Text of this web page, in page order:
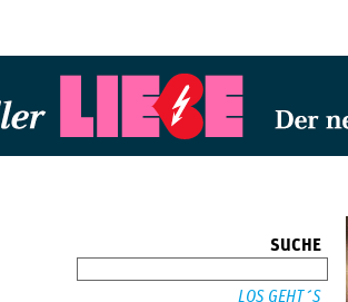
SUCHE